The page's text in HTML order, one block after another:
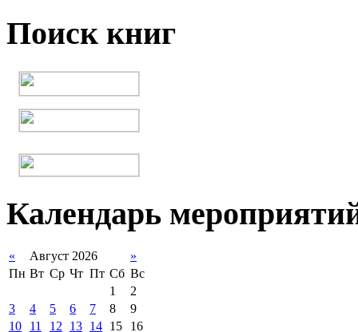
Поиск книг
Календарь
« Август 2026
»
Пн Вт Ср Чт Пт Сб Вс
1
2
3
4 5 6 7 8
9
10
11 12 13 14 15 16